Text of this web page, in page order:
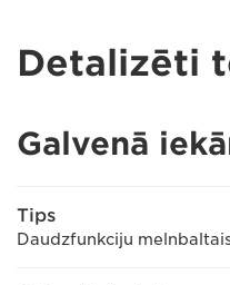
Detalizēti
Galvenā
Tips
Daudzfunkciju